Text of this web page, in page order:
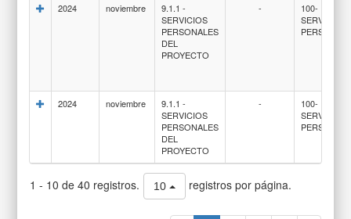
2024 noviembre
9.1.1 -
SERVICIOS
PERSONALES
DEL
PROYECTO
-
100-
SERVICIOS
2024 noviembre
9.1.1 -
SERVICIOS
PERSONALES
DEL
PROYECTO
-
100-
SERVICIOS
1 - 10 de 40 registros. 10 registros por página.